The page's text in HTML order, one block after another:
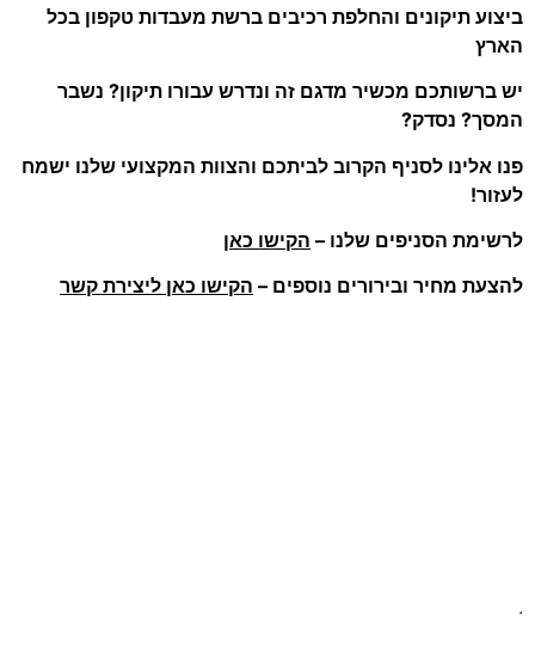
ביצוע תיקונים והחלפת רכיבים ברשת מעבדות טקפון בכל
הארץ
יש ברשותכם מכשיר מדגם זה ונדרש עבורו תיקון? נשבר
המסך? נסדק?
פנו אלינו לסניף הקרוב לביתכם והצוות המקצועי שלנו ישמח
לעזור!
לרשימת הסניפים שלנו – הקישו כאן
להצעת מחיר ובירורים נוספים – הקישו כאן ליצירת קשר
.